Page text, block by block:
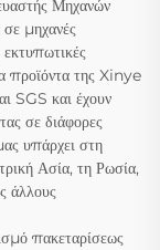
Μηχανών
μηχανές
προϊόντα της Xinye
SGS και έχουν
σε διάφορες
υπάρχει στη
Ασία, τη Ρωσία,
άλλους
πακεταρίσεως